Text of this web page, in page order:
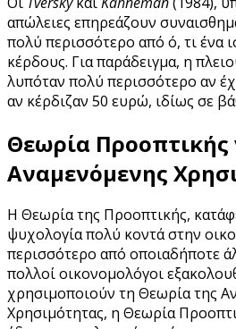
απώλειες επηρεάζουν
πολύ περισσότερο από ό, τι ένα
κέρδους. Για παράδειγμα, η
λυπόταν πολύ περισσότερο αν
αν κέρδιζαν 50 ευρώ, ιδίως σε
Θεωρία Προοπτικής
Αναμενόμενης
Η Θεωρία της Προοπτικής,
ψυχολογία πολύ κοντά στην
περισσότερο από οποιαδήποτε
πολλοί οικονομολόγοι
χρησιμοποιούν τη Θεωρία της
Χρησιμότητας, η Θεωρία